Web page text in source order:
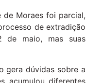
de Moraes foi parcial,
de extradição
de maio, mas suas
gera dúvidas sobre a
acumulou diferentes